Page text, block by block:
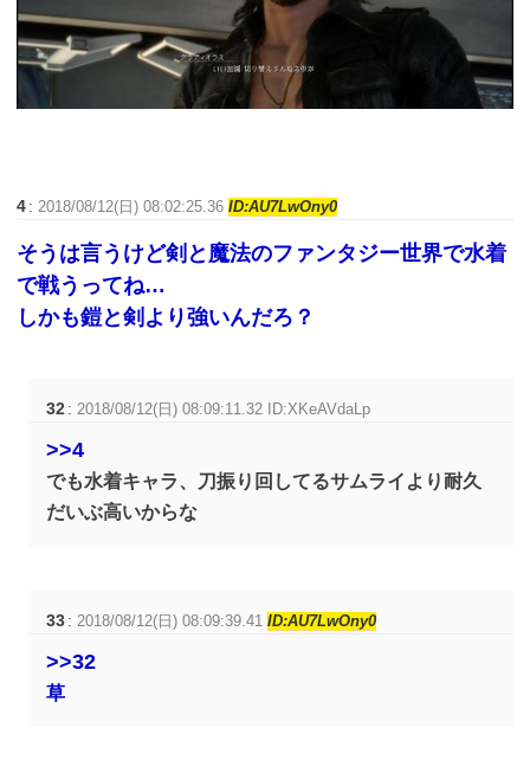
4 :2018/08/12(日) 08:02:25.36ID:AU7LwOny0
そうは言うけど剣と魔法のファンタジー世界で水着
で戦うってね…
しかも鎧と剣より強いんだろ？
32 :2018/08/12(日) 08:09:11.32 ID:XKeAVdaLp
>>4
でも水着キャラ、刀振り回してるサムライより耐久
だいぶ高いからな
33 :2018/08/12(日) 08:09:39.41ID:AU7LwOny0
>>32
草